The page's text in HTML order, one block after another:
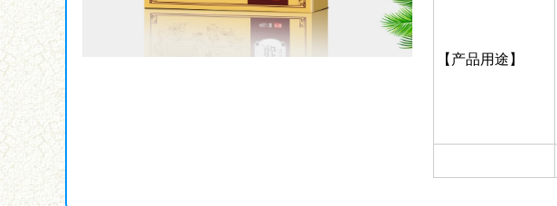
【产品用途】